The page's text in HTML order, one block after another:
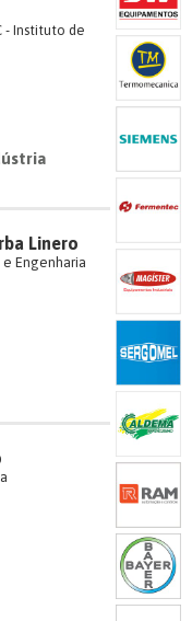
- Instituto de
Linero
Engenharia